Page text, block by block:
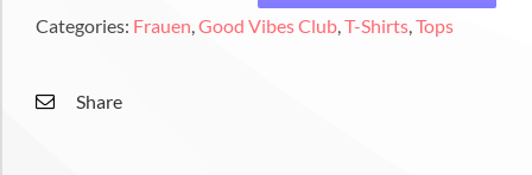
Club
Categories: Frauen Good Vibes Club T-Shirts Tops
Share